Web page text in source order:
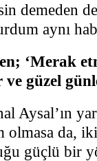
demeden
aynı
‘Merak
güzel
Aysal’ın
da,
güçlü bir